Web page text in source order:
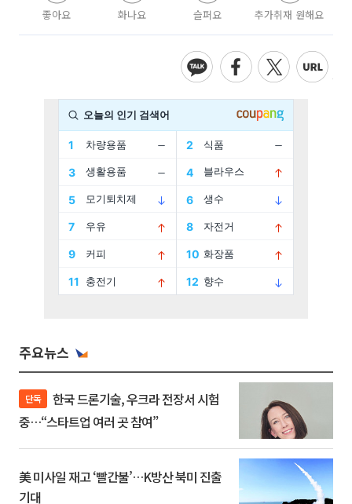
좋아요 화나요 슬퍼요 추가취재 원해요
주요뉴스
단독
중…“스타트업 여러 곳 참여”
美 미사일 재고 ‘빨간불’…K방산 북미 진출
기대